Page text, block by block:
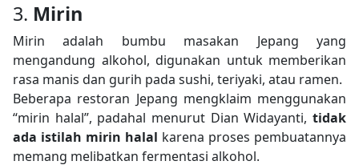
3. Mirin
Mirin adalah bumbu masakan Jepang yang
mengandung alkohol, digunakan untuk memberikan
rasa manis dan gurih pada sushi, teriyaki, atau ramen.
Beberapa restoran Jepang mengklaim menggunakan
“mirin halal”, padahal menurut Dian Widayanti, tidak
ada istilah mirin halal karena proses pembuatannya
memang melibatkan fermentasi alkohol.